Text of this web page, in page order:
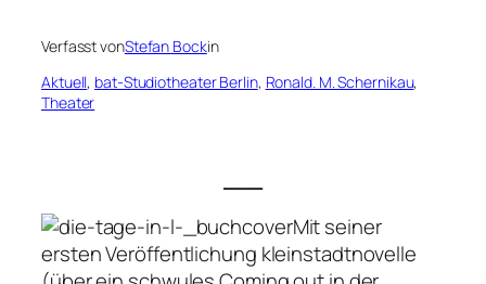
Verfasst vonStefan Bockin
Aktuell, bat-Studiotheater Berlin, Ronald. M. Schernikau
Theater
Mit seiner
ersten Veröffentlichung kleinstadtnovelle